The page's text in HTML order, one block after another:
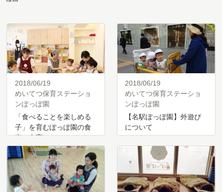
2018/06/19
めいてつ保育ステーショ
ンぽっぽ園
「食べることを楽しめる
子」を育むぽっぽ園の食
事・食育
2018/06/19
めいてつ保育ステーショ
ンぽっぽ園
【名駅ぽっぽ園】外遊び
について